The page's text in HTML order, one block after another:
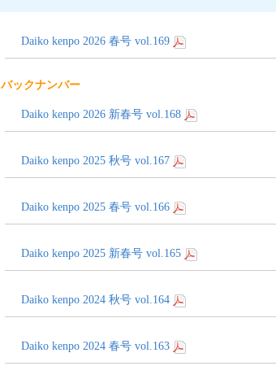
Daiko kenpo 2026 春号 vol.169
バックナンバー
Daiko kenpo 2026 新春号 vol.168
Daiko kenpo 2025 秋号 vol.167
Daiko kenpo 2025 春号 vol.166
Daiko kenpo 2025 新春号 vol.165
Daiko kenpo 2024 秋号 vol.164
Daiko kenpo 2024 春号 vol.163